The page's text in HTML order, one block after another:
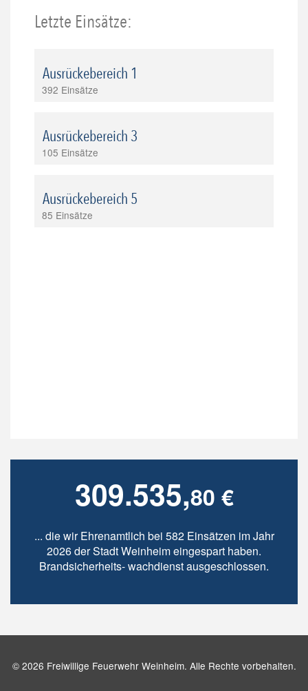
Letzte Einsätze:
Ausrückebereich 1
392 Einsätze
Ausrückebereich 3
105 Einsätze
Ausrückebereich 5
85 Einsätze
309.535,80 €
... die wir Ehrenamtlich bei 582 Einsätzen im Jahr
2026 der Stadt Weinheim eingespart haben.
Brandsicherheits- wachdienst ausgeschlossen.
© 2026 Freiwillige Feuerwehr Weinheim. Alle Rechte vorbehalten.